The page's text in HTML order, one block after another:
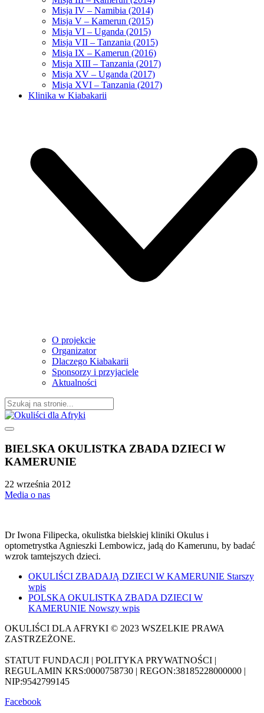
Misja IV – Namibia (2014)
Misja V – Kamerun (2015)
Misja VI – Uganda (2015)
Misja VII – Tanzania (2015)
Misja IX – Kamerun (2016)
Misja XIII – Tanzania (2017)
Misja XV – Uganda (2017)
Misja XVI – Tanzania (2017)
Klinika w Kiabakarii
O projekcie
Organizator
Dlaczego Kiabakarii
Sponsorzy i przyjaciele
Aktualności
BIELSKA OKULISTKA ZBADA DZIECI W
KAMERUNIE
22 września 2012
Media o nas
Dr Iwona Filipecka, okulistka bielskiej kliniki Okulus i
optometrystka Agnieszki Lembowicz, jadą do Kamerunu, by badać
wzrok tamtejszych dzieci.
OKULIŚCI ZBADAJĄ DZIECI W KAMERUNIE Starszy
wpis
POLSKA OKULISTKA ZBADA DZIECI W
KAMERUNIE Nowszy wpis
OKULIŚCI DLA AFRYKI © 2023 WSZELKIE PRAWA
ZASTRZEŻONE.
STATUT FUNDACJI | POLITYKA PRYWATNOŚCI |
REGULAMIN KRS:0000758730 | REGON:38185228000000 |
NIP:9542799145
Facebook